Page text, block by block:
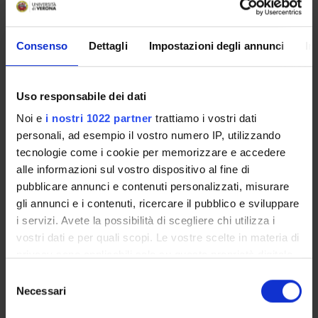
Consenso Dettagli Impostazioni degli annunci
Uso responsabile dei dati
Noi e i nostri 1022 partner trattiamo i vostri dati
personali, ad esempio il vostro numero IP, utilizzando
tecnologie come i cookie per memorizzare e accedere
alle informazioni sul vostro dispositivo al fine di
pubblicare annunci e contenuti personalizzati, misurare
gli annunci e i contenuti, ricercare il pubblico e sviluppare
i servizi. Avete la possibilità di scegliere chi utilizza i
vostri dati e per quali scopi. Le vostre scelte in materia di
modificare o revocare il proprio consenso in qualsiasi
momento dalla Dichiarazione sui cookie o facendo clic
delNecessari
Come iscriversi
Piani didattici
Insegnamenti
Bacheca avvisi
Documenti
Servizio Studenti Internazionali
OFFERTA FORMATIVA
SEMESTRE FILTRO